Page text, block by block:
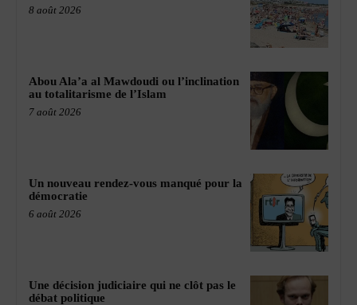
8 août 2026
Abou Ala’a al Mawdoudi ou l’inclination
au totalitarisme de l’Islam
7 août 2026
Un nouveau rendez-vous manqué pour la
démocratie
6 août 2026
Une décision judiciaire qui ne clôt pas le
débat politique